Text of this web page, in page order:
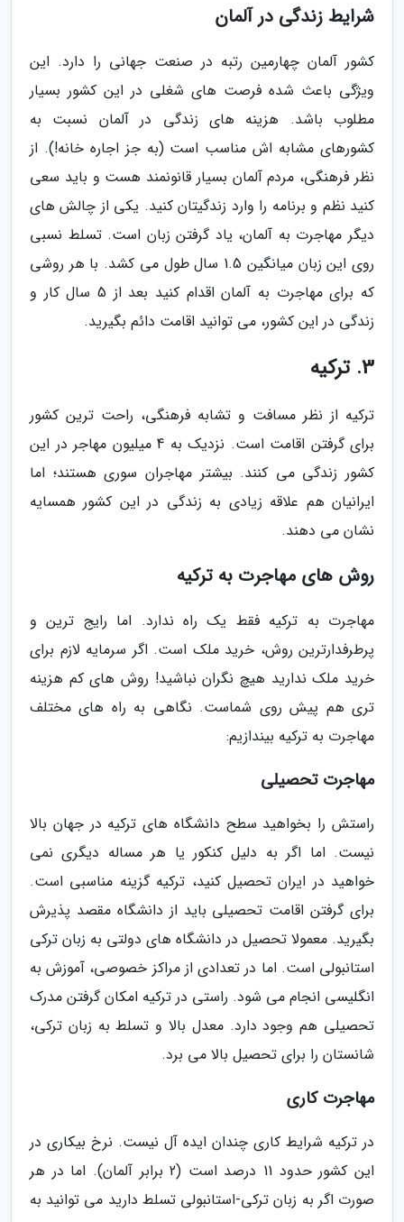
شرایط زندگی در آلمان
کشور آلمان چهارمین رتبه در صنعت جهانی را دارد. این
ویژگی باعث شده فرصت های شغلی در این کشور بسیار
مطلوب باشد. هزینه های زندگی در آلمان نسبت به
کشورهای مشابه اش مناسب است (به جز اجاره خانه!). از
نظر فرهنگی، مردم آلمان بسیار قانونمند هست و باید سعی
کنید نظم و برنامه را وارد زندگیتان کنید. یکی از چالش های
دیگر مهاجرت به آلمان، یاد گرفتن زبان است. تسلط نسبی
روی این زبان میانگین 1.5 سال طول می کشد. با هر روشی
که برای مهاجرت به آلمان اقدام کنید بعد از 5 سال کار و
زندگی در این کشور، می توانید اقامت دائم بگیرید.
3. ترکیه
ترکیه از نظر مسافت و تشابه فرهنگی، راحت ترین کشور
برای گرفتن اقامت است. نزدیک به 4 میلیون مهاجر در این
کشور زندگی می کنند. بیشتر مهاجران سوری هستند؛ اما
ایرانیان هم علاقه زیادی به زندگی در این کشور همسایه
نشان می دهند.
روش های مهاجرت به ترکیه
مهاجرت به ترکیه فقط یک راه ندارد. اما رایج ترین و
پرطرفدارترین روش، خرید ملک است. اگر سرمایه لازم برای
خرید ملک ندارید هیچ نگران نباشید! روش های کم هزینه
تری هم پیش روی شماست. نگاهی به راه های مختلف
مهاجرت به ترکیه بیندازیم:
مهاجرت تحصیلی
راستش را بخواهید سطح دانشگاه های ترکیه در جهان بالا
نیست. اما اگر به دلیل کنکور یا هر مساله دیگری نمی
خواهید در ایران تحصیل کنید، ترکیه گزینه مناسبی است.
برای گرفتن اقامت تحصیلی باید از دانشگاه مقصد پذیرش
بگیرید. معمولا تحصیل در دانشگاه های دولتی به زبان ترکی
استانبولی است. اما در تعدادی از مراکز خصوصی، آموزش به
انگلیسی انجام می شود. راستی در ترکیه امکان گرفتن مدرک
تحصیلی هم وجود دارد. معدل بالا و تسلط به زبان ترکی،
شانستان را برای تحصیل بالا می برد.
مهاجرت کاری
در ترکیه شرایط کاری چندان ایده آل نیست. نرخ بیکاری در
این کشور حدود 11 درصد است (2 برابر آلمان). اما در هر
صورت اگر به زبان ترکی-استانبولی تسلط دارید می توانید به